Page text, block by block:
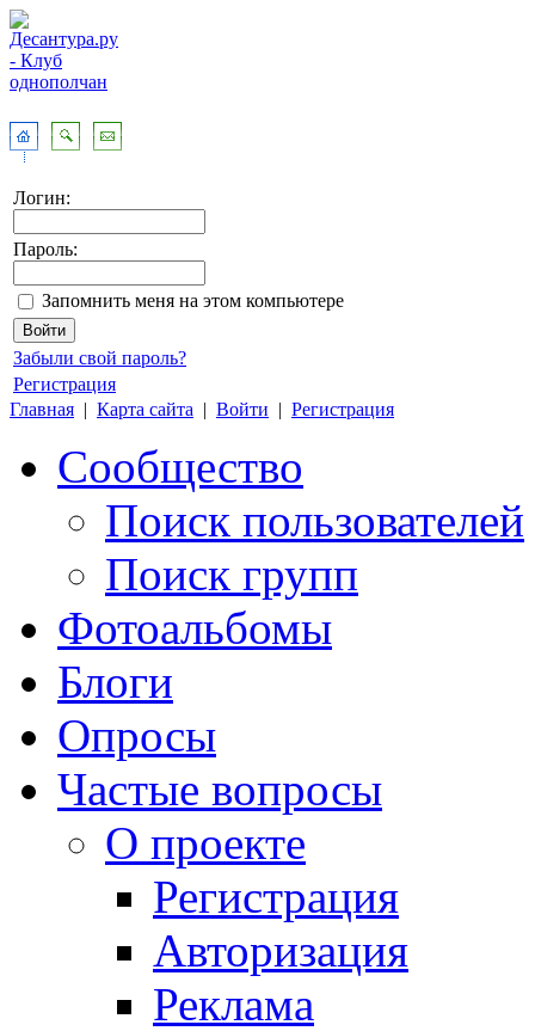
Логин:
Пароль:
Запомнить меня на этом компьютере
Забыли свой пароль?
Регистрация
Главная | Карта сайта | Войти | Регистрация
Сообщество
Поиск пользователей
Поиск групп
Фотоальбомы
Блоги
Опросы
Частые вопросы
О проекте
Регистрация
Авторизация
Реклама